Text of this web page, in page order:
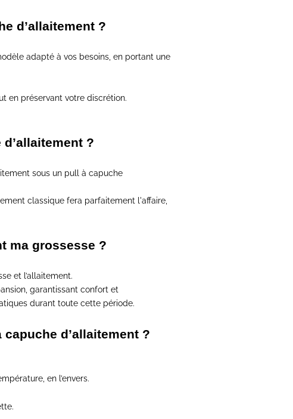
d’allaitement ?
adapté à vos besoins , en portant une
en préservant votre discrétion.
?
sous un pull à capuche
classique fera parfaitement l'affaire
ma grossesse ?
et l’allaitement.
, garantissant confort et
durant toute cette période.
d’allaitement ?
, en l’envers.